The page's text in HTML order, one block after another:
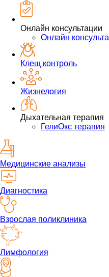
Онлайн консультации
Онлайн
Клещ контроль
Жизнелогия
Дыхательная терапия
ГелиОкс терапия
Медицинские анализы
Диагностика
Взрослая поликлиника
Лимфология